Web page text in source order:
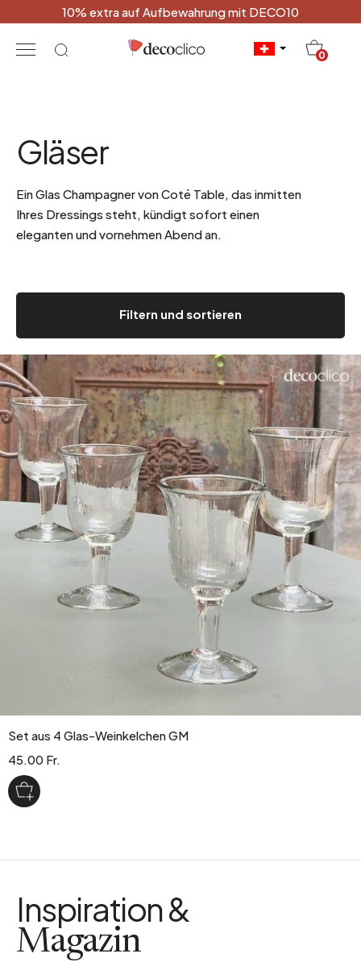
10% extra auf Aufbewahrung mit DECO10
0
Gläser
Ein Glas Champagner von Coté Table, das inmitten
Ihres Dressings steht, kündigt sofort einen
eleganten und vornehmen Abend an.
Filtern und sortieren
Set aus 4 Glas-Weinkelchen GM
45.00 Fr.
Inspiration &
Magazin